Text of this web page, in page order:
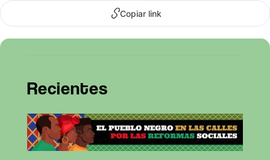
Copiar link
Recientes